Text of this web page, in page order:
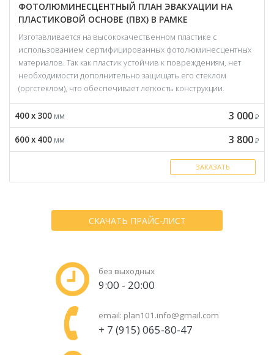
ФОТОЛЮМИНЕСЦЕНТНЫЙ ПЛАН ЭВАКУАЦИИ НА
ПЛАСТИКОВОЙ ОСНОВЕ (ПВХ) В РАМКЕ
Изготавливается на высококачественном пластике с
использованием сертифицированных фотолюминесцентных
материалов. Так как пластик устойчив к повреждениям, нет
необходимости дополнительно защищать его стеклом
(оргстеклом), что обеспечивает легкость конструкции.
400 x 300 мм 3 000 ₽
600 x 400 мм 3 800 ₽
ЗАКАЗАТЬ
СКАЧАТЬ ПРАЙС-ЛИСТ
без выходных
9:00 - 20:00
email: plan101.info@gmail.com
+ 7 (915) 065-80-47